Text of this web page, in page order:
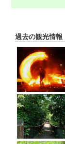
過去の観光情報